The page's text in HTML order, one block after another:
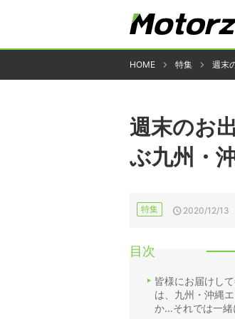
HOME 特集 週末
週末のお
ぶ九州・
特集 2020/12/13
目次
皆様にお届けし
は、九州・沖縄
か…それでは一緒